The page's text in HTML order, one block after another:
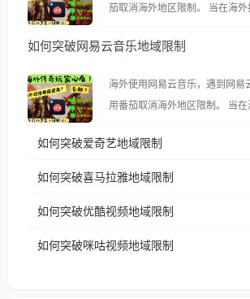
茄取消海外地区限制。 当在海外打开腾讯视频，却突
示语。 海外用户如香港、澳门、台湾、美国、加拿
像其他音乐平台一样，出现地区
仅能在中国大陆地区播放。 遇到这个问题的朋友们，
台湾、美国、加拿大、澳大利亚
权限制所困扰。
如何突破网易云音乐地域限制
海外使用网易云音乐，遇到网易
用番茄取消海外地区限制。 当在海外打开网易云音
播放”的提示语。 海外用户如香港、澳门、台湾、美
制问题，且仅能在中国大陆地区播放。 遇到
户收听网易云音乐地区版权限制
如何突破爱奇艺地域限制
如何突破喜马拉雅地域限制
如何突破优酷视频地域限制
如何突破咪咕视频地域限制